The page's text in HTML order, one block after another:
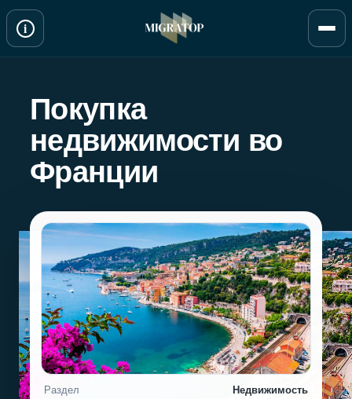
Перейти
i
Покупка
недвижимости во
Франции
Раздел Недвижимость